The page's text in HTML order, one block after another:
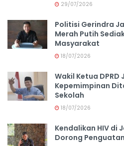
29/07/2026
Politisi Gerindra
Merah Putih
Masyarakat
18/07/2026
Wakil Ketua
Kepemimpinan
Sekolah
18/07/2026
Kendalikan HIV di
Dorong